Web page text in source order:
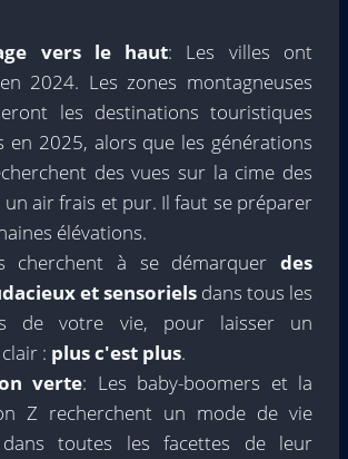
vers le haut: Les villes ont
2024. Les zones montagneuses
les destinations touristiques
en 2025, alors que les générations
des vues sur la cime des
air frais et pur. Il faut se préparer
élévations.
cherchent à se démarquer des
et sensoriels dans tous les
de votre vie, pour laisser un
: plus c'est plus.
verte: Les baby-boomers et la
Z recherchent un mode de vie
toutes les facettes de leur